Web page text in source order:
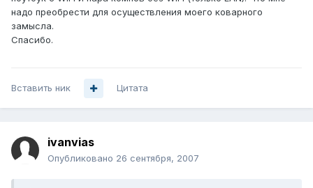
надо преобрести для осуществления моего коварного
замысла.
Спасибо.
Вставить ник Цитата
ivanvias
Опубликовано 26 сентября, 2007